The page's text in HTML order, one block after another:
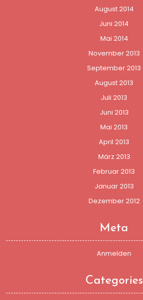
August 2014
Juni 2014
Mai 2014
November 2013
September 2013
August 2013
Juli 2013
Juni 2013
Mai 2013
April 2013
März 2013
Februar 2013
Januar 2013
Dezember 2012
Meta
Anmelden
Categories